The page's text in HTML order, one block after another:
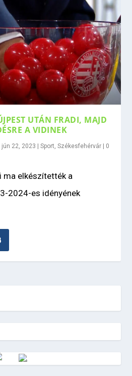
UTÁN FRADI, MAJD
A VIDINEK
jún 22, 2023 |Sport,Székesfehérvár
0
ma elkészítették a
2024-es idényének
Vörösmarty Rádió